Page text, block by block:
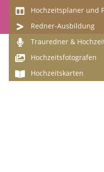
Hochzeitsplaner und
Redner-Ausbildung
Trauredner &
Hochzeitsfotografen
Hochzeitskarten